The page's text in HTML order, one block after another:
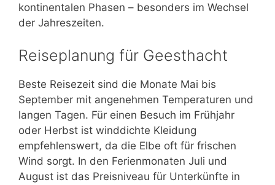
kontinentalen Phasen – besonders im Wechsel
der Jahreszeiten.
Reiseplanung für Geesthacht
Beste Reisezeit sind die Monate Mai bis
September mit angenehmen Temperaturen und
langen Tagen. Für einen Besuch im Frühjahr
oder Herbst ist winddichte Kleidung
empfehlenswert, da die Elbe oft für frischen
Wind sorgt. In den Ferienmonaten Juli und
August ist das Preisniveau für Unterkünfte in